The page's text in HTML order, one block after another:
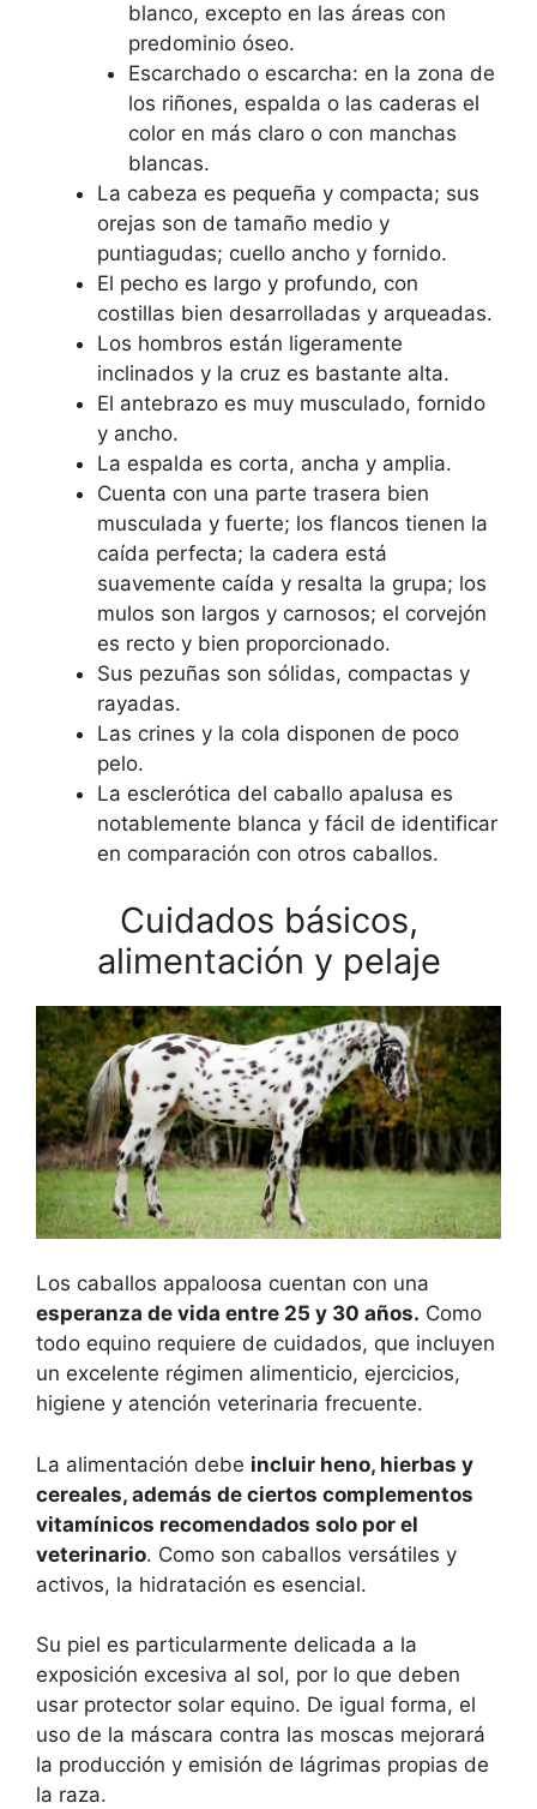
blanco, excepto en las áreas con
predominio óseo.
Escarchado o escarcha: en la zona de
los riñones, espalda o las caderas el
color en más claro o con manchas
blancas.
La cabeza es pequeña y compacta; sus
orejas son de tamaño medio y
puntiagudas; cuello ancho y fornido.
El pecho es largo y profundo, con
costillas bien desarrolladas y arqueadas.
Los hombros están ligeramente
inclinados y la cruz es bastante alta.
El antebrazo es muy musculado, fornido
y ancho.
La espalda es corta, ancha y amplia.
Cuenta con una parte trasera bien
musculada y fuerte; los flancos tienen la
caída perfecta; la cadera está
suavemente caída y resalta la grupa; los
mulos son largos y carnosos; el corvejón
es recto y bien proporcionado.
Sus pezuñas son sólidas, compactas y
rayadas.
Las crines y la cola disponen de poco
pelo.
La esclerótica del caballo apalusa es
notablemente blanca y fácil de identificar
en comparación con otros caballos.
Cuidados básicos,
alimentación y pelaje
Los caballos appaloosa cuentan con una
esperanza de vida entre 25 y 30 años. Como
todo equino requiere de cuidados, que incluyen
un excelente régimen alimenticio, ejercicios,
higiene y atención veterinaria frecuente.
La alimentación debe incluir heno, hierbas y
cereales, además de ciertos complementos
vitamínicos recomendados solo por el
veterinario. Como son caballos versátiles y
activos, la hidratación es esencial.
Su piel es particularmente delicada a la
exposición excesiva al sol, por lo que deben
usar protector solar equino. De igual forma, el
uso de la máscara contra las moscas mejorará
la producción y emisión de lágrimas propias de
la raza.